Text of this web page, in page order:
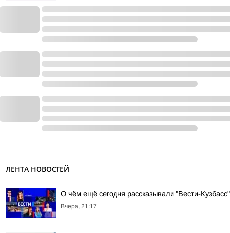
ЛЕНТА НОВОСТЕЙ
О чём ещё сегодня рассказывали "Вести-
Вчера, 21:17